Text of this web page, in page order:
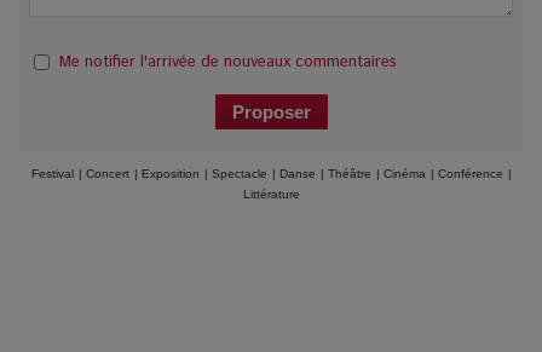
Me notifier l'arrivée de nouveaux commentaires
Festival | Concert | Exposition | Spectacle | Danse | Théâtre | Cinéma | Conférence |
Littérature